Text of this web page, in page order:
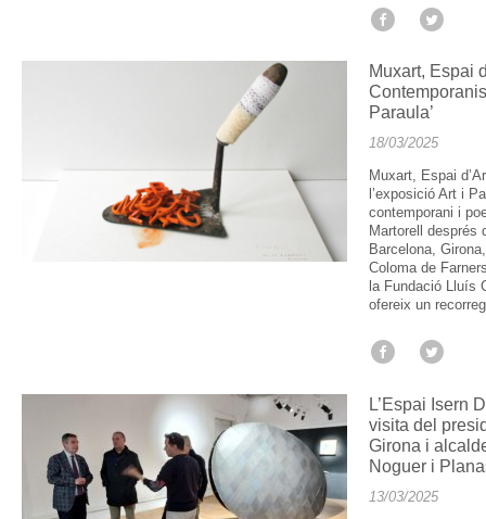
Muxart, Espai
Paraula’
18/03/2025
Muxart, Espai
l’exposició Art i
contemporani i
Martorell després
Barcelona,
Coloma de
la Fundació Lluís
ofereix un
L’Espai Isern
visita del
Girona i
Noguer i
13/03/2025